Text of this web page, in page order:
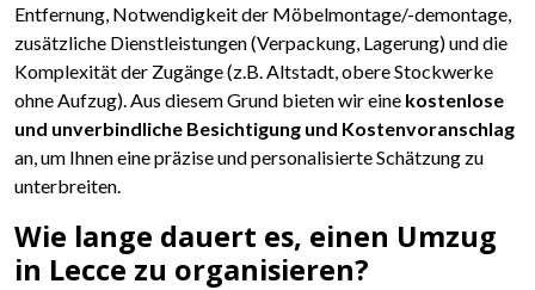
Entfernung, Notwendigkeit der Möbelmontage/-demontage,
zusätzliche Dienstleistungen (Verpackung, Lagerung) und die
Komplexität der Zugänge (z.B. Altstadt, obere Stockwerke
ohne Aufzug). Aus diesem Grund bieten wir eine kostenlose
und unverbindliche Besichtigung und Kostenvoranschlag
an, um Ihnen eine präzise und personalisierte Schätzung zu
unterbreiten.
Wie lange dauert es, einen Umzug
in Lecce zu organisieren?